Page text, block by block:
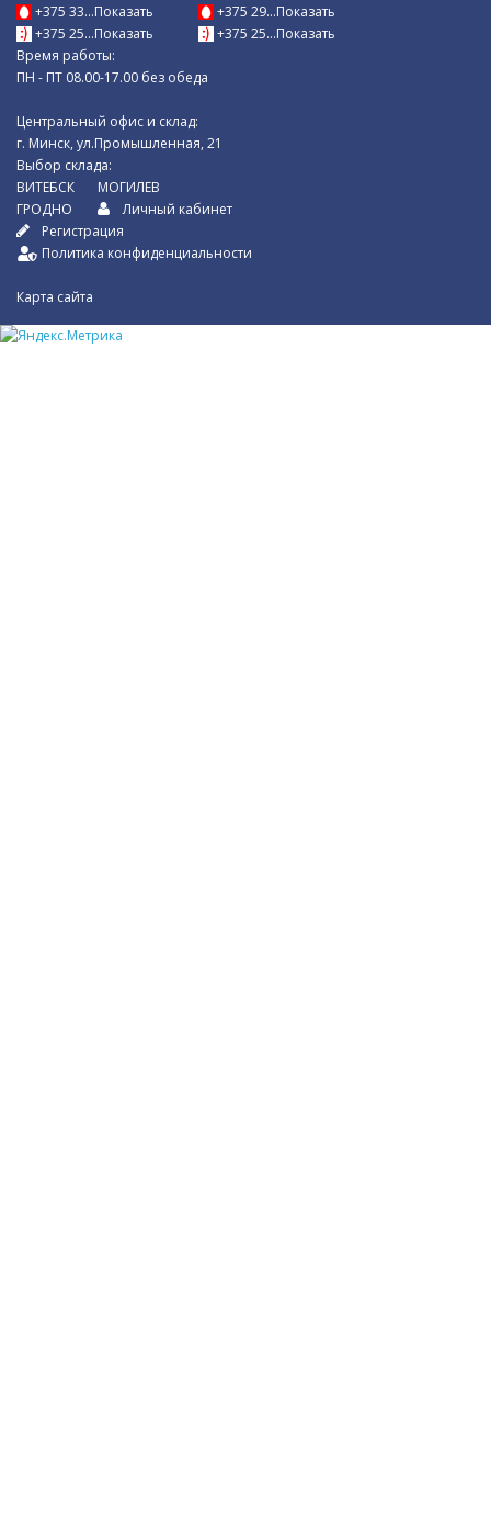
+375 33...Показать
+375 25...Показать
+375 29...Показать
+375 25...Показать
Время работы:
ПН - ПТ 08.00-17.00 без обеда
Центральный офис и склад:
г. Минск, ул.Промышленная, 21
Выбор склада:
ВИТЕБСК
ГРОДНО
МОГИЛЕВ
Личный кабинет
Регистрация
Политика конфиденциальности
Карта сайта